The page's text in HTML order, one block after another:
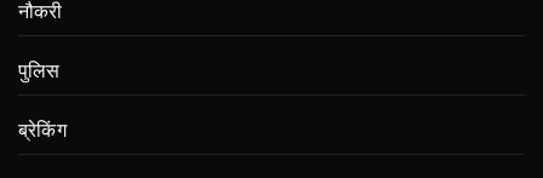
नौकरी
पुलिस
ब्रेकिंग